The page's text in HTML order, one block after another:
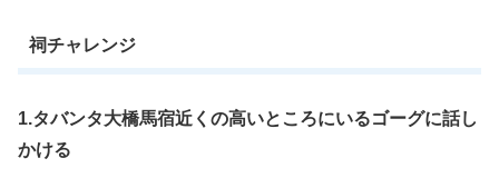
祠チャレンジ
1.タバンタ大橋馬宿近くの高いところにいるゴーグに話し
かける